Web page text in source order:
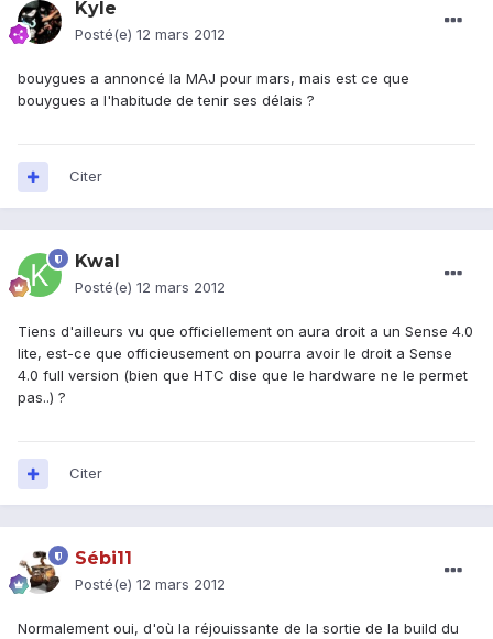
Kyle
Posté(e) 12 mars 2012
bouygues a annoncé la MAJ pour mars, mais est ce que
bouygues a l'habitude de tenir ses délais ?
Citer
Kwal
Posté(e) 12 mars 2012
Tiens d'ailleurs vu que officiellement on aura droit a un Sense 4.0
lite, est-ce que officieusement on pourra avoir le droit a Sense
4.0 full version (bien que HTC dise que le hardware ne le permet
pas..) ?
Citer
Sébi11
Posté(e) 12 mars 2012
Normalement oui, d'où la réjouissante de la sortie de la build du